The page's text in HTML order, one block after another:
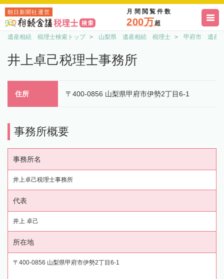
朝日新聞社運営 月間閲覧件数
200万超
遺産相続 税理士検索トップ 山梨県 遺産相続 税理士 甲府市 遺産
井上卓己税理士事務所
住所 〒400-0856 山梨県甲府市伊勢2丁目6-1
事務所概要
事務所名
井上卓己税理士事務所
代表
井上 卓己
所在地
〒400-0856 山梨県甲府市伊勢2丁目6-1